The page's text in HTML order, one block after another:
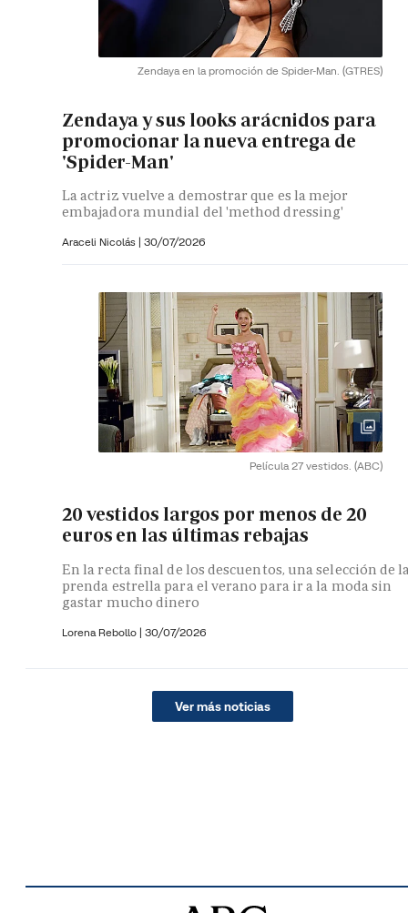
Zendaya en la promoción de Spider-Man. (GTRES)
Zendaya y sus looks arácnidos para
promocionar la nueva entrega de
'Spider-Man'
La actriz vuelve a demostrar que es la mejor
embajadora mundial del 'method dressing'
Araceli Nicolás | 30/07/2026
Película 27 vestidos. (ABC)
20 vestidos largos por menos de 20
euros en las últimas rebajas
En la recta final de los descuentos, una selección de
prenda estrella para el verano para ir a la moda sin
gastar mucho dinero
Lorena Rebollo | 30/07/2026
Ver más noticias